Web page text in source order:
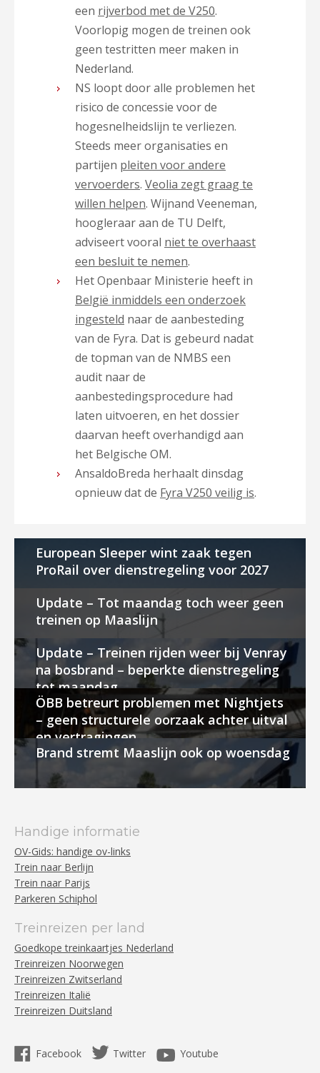
een rijverbod met de V250.
Voorlopig mogen de treinen ook
geen testritten meer maken in
Nederland.
NS loopt door alle problemen het
risico de concessie voor de
hogesnelheidslijn te verliezen.
Steeds meer organisaties en
partijen pleiten voor andere
vervoerders. Veolia zegt graag te
willen helpen. Wijnand Veeneman,
hoogleraar aan de TU Delft,
adviseert vooral niet te overhaast
een besluit te nemen.
Het Openbaar Ministerie heeft in
België inmiddels een onderzoek
ingesteld naar de aanbesteding
van de Fyra. Dat is gebeurd nadat
de topman van de NMBS een
audit naar de
aanbestedingsprocedure had
laten uitvoeren, en het dossier
daarvan heeft overhandigd aan
het Belgische OM.
AnsaldoBreda herhaalt dinsdag
opnieuw dat de Fyra V250 veilig is.
European Sleeper wint zaak tegen
ProRail over dienstregeling voor 2027
Update – Tot maandag toch weer geen
treinen op Maaslijn
Update – Treinen rijden weer bij Venray
na bosbrand – beperkte dienstregeling
tot maandag
ÖBB betreurt problemen met Nightjets
– geen structurele oorzaak achter uitval
en vertragingen
Brand stremt Maaslijn ook op woensdag
Handige informatie
OV-Gids: handige ov-links
Trein naar Berlijn
Trein naar Parijs
Parkeren Schiphol
Treinreizen per land
Goedkope treinkaartjes Nederland
Treinreizen Noorwegen
Treinreizen Zwitserland
Treinreizen Italië
Treinreizen Duitsland
Facebook Twitter Youtube